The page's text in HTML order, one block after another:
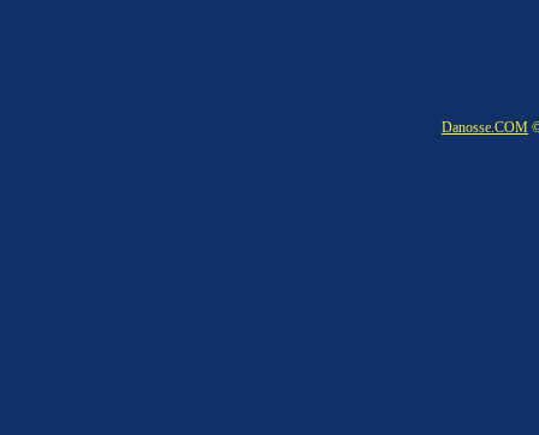
Danosse.COM